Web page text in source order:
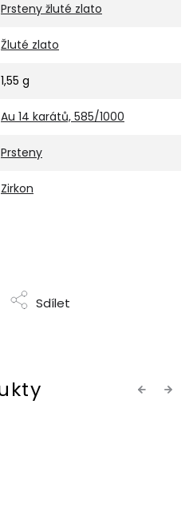
Prsteny žluté zlato
Žluté zlato
1,55 g
Au 14 karátů, 585/1000
Prsteny
Zirkon
Sdílet
Previous
Next